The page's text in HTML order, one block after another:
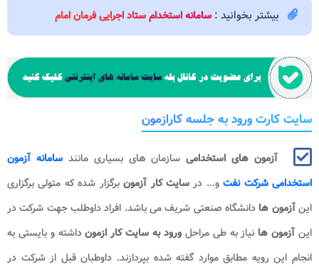
بیشتر بخوانید : سامانه استخدام ستاد اجرایی فرمان امام
سایت کارت ورود به جلسه کارازمون
آزمون های استخدامیسازمان های بسیاری مانندسامانه آزمون
استخدامی شرکت نفتو... درسایت کار آزمونبرگزار شده که متولی برگزاری
اینآزمون ها دانشگاه صنعتی شریف می باشد. افراد داوطلب جهت شرکت در
اینآزمون ها نیاز به طی مراحلورود به سایت کار ازمونداشته و بایستی به
انجام این رویه مطابق موارد گفته شده بپردازند. داوطبان قبل از شرکت در